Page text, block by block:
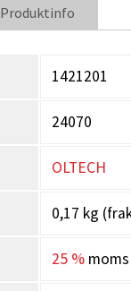
Produktinfo
1421201
24070
OLTECH
0,17 kg
25 %moms